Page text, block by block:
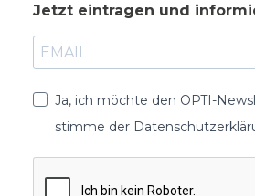
Jetzt eintragen und
Ja, ich möchte den OPTI-
stimme der